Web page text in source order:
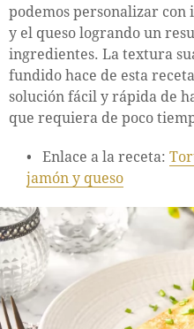
podemos personalizar con
y el queso logrando un
ingredientes. La textura
fundido hace de esta
solución fácil y rápida de
que requiera de poco
Enlace a la receta:
jamón y queso